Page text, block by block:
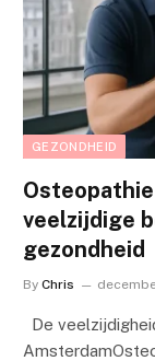
GEZONDHEID
veelzijdige
gezondheid
By Chris
De